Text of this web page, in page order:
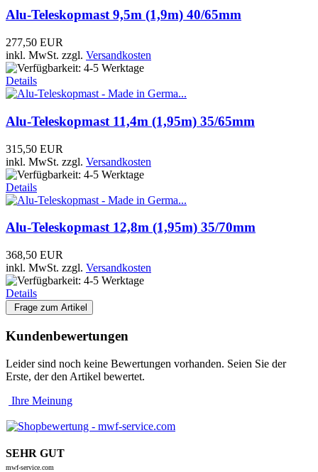
Alu-Teleskopmast 9,5m (1,9m) 40/65mm
277,50 EUR
inkl. MwSt. zzgl. Versandkosten
Details
Alu-Teleskopmast 11,4m (1,95m) 35/65mm
315,50 EUR
inkl. MwSt. zzgl. Versandkosten
Details
Alu-Teleskopmast 12,8m (1,95m) 35/70mm
368,50 EUR
inkl. MwSt. zzgl. Versandkosten
Details
Frage zum Artikel
Kundenbewertungen
Leider sind noch keine Bewertungen vorhanden. Seien Sie der
Erste, der den Artikel bewertet.
Ihre Meinung
SEHR GUT
mwf-service.com